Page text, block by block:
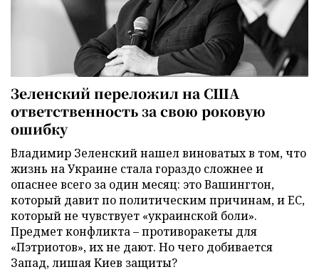
Зеленский переложил на США
ответственность за свою роковую
ошибку
Владимир Зеленский нашел виноватых в том, что
жизнь на Украине стала гораздо сложнее и
опаснее всего за один месяц: это Вашингтон,
который давит по политическим причинам, и ЕС,
который не чувствует «украинской боли».
Предмет конфликта – противоракеты для
«Пэтриотов», их не дают. Но чего добивается
Запад, лишая Киев защиты?